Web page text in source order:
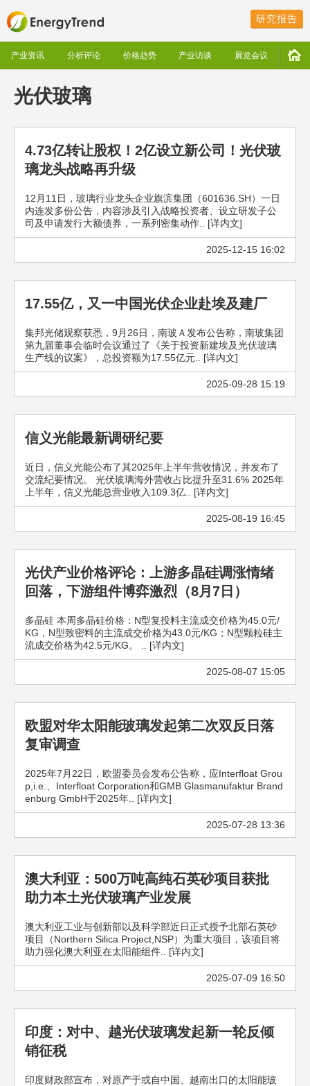
研究报告
产业资讯 分析评论 价格趋势 产业访谈 展览会议
光伏玻璃
4.73亿转让股权！2亿设立新公司！光伏玻
璃龙头战略再升级
12月11日，玻璃行业龙头企业旗滨集团（601636.SH）一日
内连发多份公告，内容涉及引入战略投资者、设立研发子公
司及申请发行大额债券，一系列密集动作.. [详内文]
2025-12-15 16:02
17.55亿，又一中国光伏企业赴埃及建厂
集邦光储观察获悉，9月26日，南玻Ａ发布公告称，南玻集团
第九届董事会临时会议通过了《关于投资新建埃及光伏玻璃
生产线的议案》，总投资额为17.55亿元.. [详内文]
2025-09-28 15:19
信义光能最新调研纪要
近日，信义光能公布了其2025年上半年营收情况，并发布了
交流纪要情况。 光伏玻璃海外营收占比提升至31.6% 2025年
上半年，信义光能总营业收入109.3亿.. [详内文]
2025-08-19 16:45
光伏产业价格评论：上游多晶硅调涨情绪
回落，下游组件博弈激烈（8月7日）
多晶硅 本周多晶硅价格：N型复投料主流成交价格为45.0元/
KG，N型致密料的主流成交价格为43.0元/KG；N型颗粒硅主
流成交价格为42.5元/KG。 .. [详内文]
2025-08-07 15:05
欧盟对华太阳能玻璃发起第二次双反日落
复审调查
2025年7月22日，欧盟委员会发布公告称，应Interfloat Grou
p,i.e.、Interfloat Corporation和GMB Glasmanufaktur Brand
enburg GmbH于2025年.. [详内文]
2025-07-28 13:36
澳大利亚：500万吨高纯石英砂项目获批
助力本土光伏玻璃产业发展
澳大利亚工业与创新部以及科学部近日正式授予北部石英砂
项目（Northern Silica Project,NSP）为重大项目，该项目将
助力强化澳大利亚在太阳能组件.. [详内文]
2025-07-09 16:50
印度：对中、越光伏玻璃发起新一轮反倾
销征税
印度财政部宣布，对原产于或自中国、越南出口的太阳能玻